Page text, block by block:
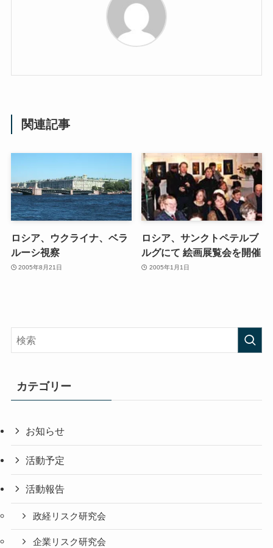
関連記事
ロシア、ウクライナ、ベラ
ルーシ視察
2005年8月21日
ロシア、サンクトペテルブ
ルグにて 絵画展覧会を開催
2005年1月1日
カテゴリー
お知らせ
活動予定
活動報告
政経リスク研究会
企業リスク研究会